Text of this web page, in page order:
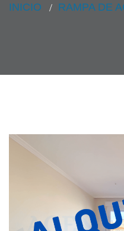
INICIO RAMPA DE